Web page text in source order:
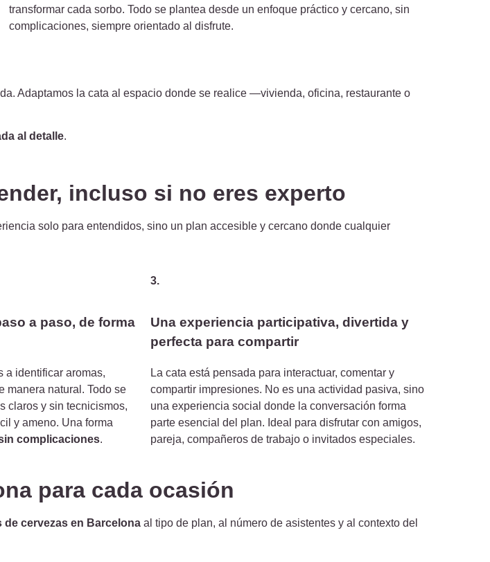
transformar cada sorbo. Todo se plantea desde un enfoque práctico y cercano, sin
complicaciones, siempre orientado al disfrute.
Adaptamos la cata al espacio donde se realice —vivienda, oficina, restaurante o
al detalle.
incluso si no eres experto
solo para entendidos, sino un plan accesible y cercano donde cualquier
a paso, de forma
a identificar aromas,
manera natural. Todo se
claros y sin tecnicismos,
y ameno. Una forma
complicaciones.
3.
Una experiencia participativa, divertida y
perfecta para compartir
La cata está pensada para interactuar, comentar y
compartir impresiones. No es una actividad pasiva, sino
una experiencia social donde la conversación forma
parte esencial del plan. Ideal para disfrutar con amigos,
pareja, compañeros de trabajo o invitados especiales.
para cada ocasión
de cervezas en Barcelona al tipo de plan, al número de asistentes y al contexto del